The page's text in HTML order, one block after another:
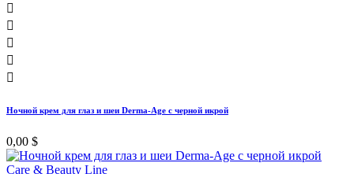





Ночной крем для глаз и шеи Derma-Age с черной икрой
0,00 $